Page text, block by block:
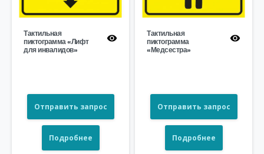
Тактильная
пиктограмма «Лифт
для инвалидов»
Отправить запрос
Подробнее
Тактильная
пиктограмма
«Медсестра»
Отправить запрос
Подробнее